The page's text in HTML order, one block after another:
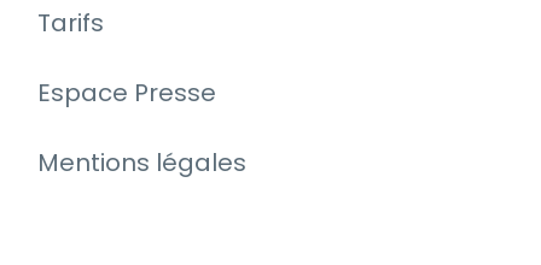
Tarifs
Espace Presse
Mentions légales